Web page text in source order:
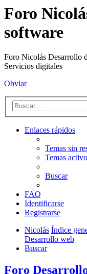
Foro
software
Foro Nicolás Desarrollo
Servicios digitales
Obviar
Enlaces rápidos
Temas sin
Temas
Buscar
FAQ
Identificarse
Registrarse
Nicolás Índice
Desarrollo web
Buscar
Foro